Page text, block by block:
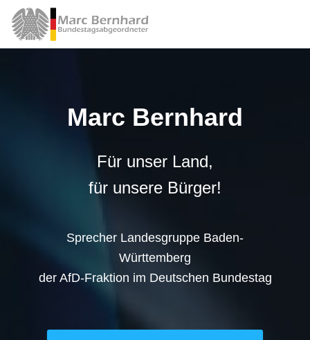
Marc Bernhard
Für unser Land,
für unsere Bürger!
Sprecher Landesgruppe Baden-
Württemberg
der AfD-Fraktion im Deutschen Bundestag